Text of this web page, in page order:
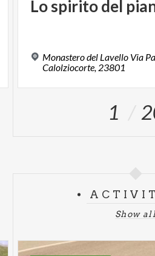
Lospiritodel
Monastero del Lavello Via
Calolziocorte, 23801
1
Show